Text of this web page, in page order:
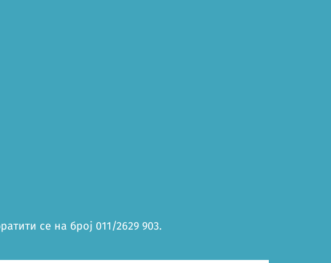
се на број 011/2629 903.